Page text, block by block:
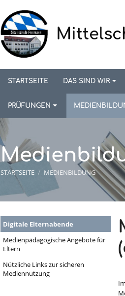
STARTSEITE DAS SIND WIR
PRÜFUNGEN
STARTSEITE / MEDIENBILDUNG
Digitale Elternabende
Medienpädagogische Angebote für
Eltern
Nützliche Links zur sicheren
Mediennutzung